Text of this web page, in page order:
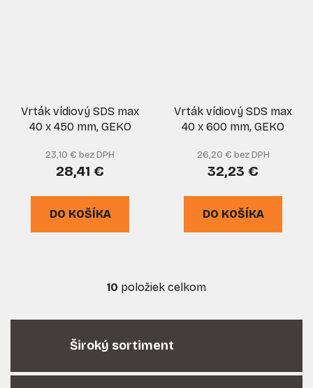
Vrták vídiový SDS max
40 x 450 mm, GEKO
23,10 € bez DPH
28,41 €
DO KOŠÍKA
Vrták vídiový SDS max
40 x 600 mm, GEKO
26,20 € bez DPH
32,23 €
DO KOŠÍKA
O
l
á
d
a
10 položiek celkom
Široký sortiment